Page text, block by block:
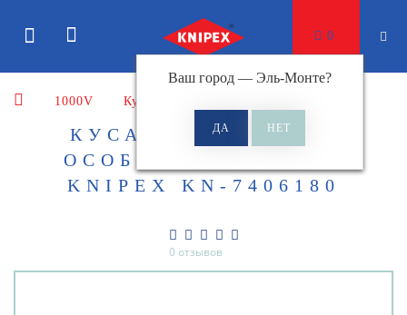
Ваш город — Эль-Монте?
0
1000V Кусачки
КУСАЧКИ БОКОВЫЕ
ОСОБОЙ МОЩНОСТИ
KNIPEX KN-7406180
0 отзывов